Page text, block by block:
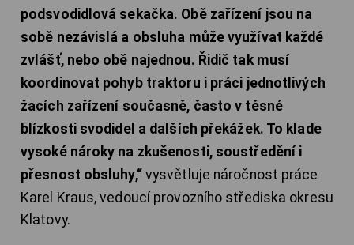
podsvodidlová sekačka. Obě zařízení jsou na
sobě nezávislá a obsluha může využívat každé
zvlášť, nebo obě najednou. Řidič tak musí
koordinovat pohyb traktoru i práci jednotlivých
žacích zařízení současně, často v těsné
blízkosti svodidel a dalších překážek. To klade
vysoké nároky na zkušenosti, soustředění i
přesnost obsluhy,“vysvětluje náročnost práce
Karel Kraus, vedoucí provozního střediska okresu
Klatovy.